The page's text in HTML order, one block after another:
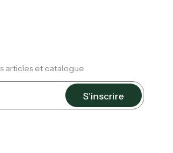
articles et catalogue
S'inscrire